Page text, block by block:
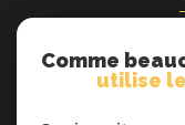
Comme
utilise